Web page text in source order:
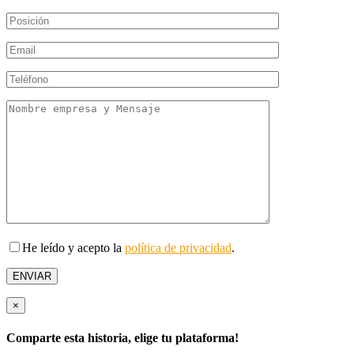
He leído y acepto la política de privacidad.
×
Comparte esta historia, elige tu plataforma!